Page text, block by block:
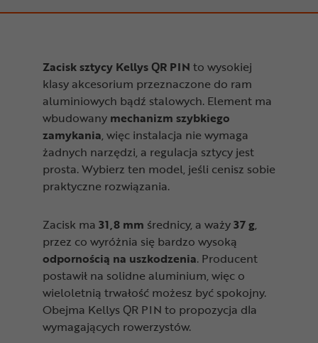
Zacisk sztycy Kellys QR PIN to wysokiej
klasy akcesorium przeznaczone do ram
aluminiowych bądź stalowych. Element ma
wbudowany mechanizm szybkiego
zamykania, więc instalacja nie wymaga
żadnych narzędzi, a regulacja sztycy jest
prosta. Wybierz ten model, jeśli cenisz sobie
praktyczne rozwiązania.
Zacisk ma 31,8 mm średnicy, a waży37 g,
przez co wyróżnia się bardzo wysoką
odpornością na uszkodzenia. Producent
postawił na solidne aluminium, więc o
wieloletnią trwałość możesz być spokojny.
Obejma Kellys QR PIN to propozycja dla
wymagających rowerzystów.